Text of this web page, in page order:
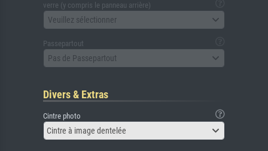
verre (y compris le panneau arrière)
Veuillez sélectionner
Passepartout
Pas de Passepartout
Divers & Extras
Cintre photo
Cintre à image dentelée